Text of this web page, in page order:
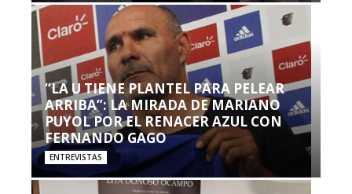
“LA U TIENE PLANTEL PARA PELEAR
ARRIBA”: LA MIRADA DE MARIANO
PUYOL POR EL RENACER AZUL CON
FERNANDO GAGO
ENTREVISTAS